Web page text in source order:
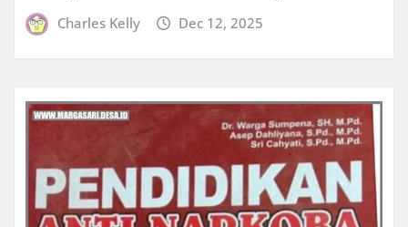
Charles Kelly Dec 12, 2025